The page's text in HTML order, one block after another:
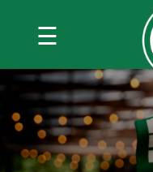
☰